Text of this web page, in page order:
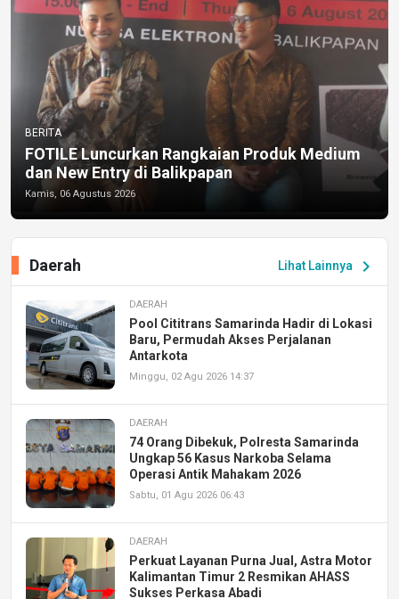
BERITA
FOTILE Luncurkan Rangkaian Produk Medium
dan New Entry di Balikpapan
Kamis, 06 Agustus 2026
Lihat Lainnya chevron_right
Daerah
DAERAH
Pool Cititrans Samarinda Hadir di Lokasi
Baru, Permudah Akses Perjalanan
Antarkota
Minggu, 02 Agu 2026 14:37
DAERAH
74 Orang Dibekuk, Polresta Samarinda
Ungkap 56 Kasus Narkoba Selama
Operasi Antik Mahakam 2026
Sabtu, 01 Agu 2026 06:43
DAERAH
Perkuat Layanan Purna Jual, Astra Motor
Kalimantan Timur 2 Resmikan AHASS
Sukses Perkasa Abadi